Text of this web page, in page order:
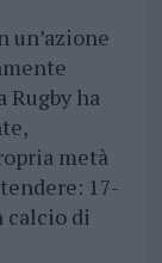
un’azione
Rugby ha
metà
17-
calcio di